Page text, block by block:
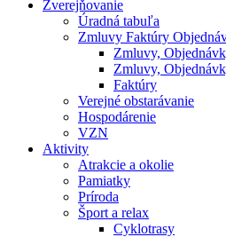
Zverejňovanie
Úradná tabuľa
Zmluvy Faktúry
Zmluvy,
Zmluvy,
Faktúry
Verejné obstarávanie
Hospodárenie
VZN
Aktivity
Atrakcie a okolie
Pamiatky
Príroda
Šport a relax
Cyklotrasy